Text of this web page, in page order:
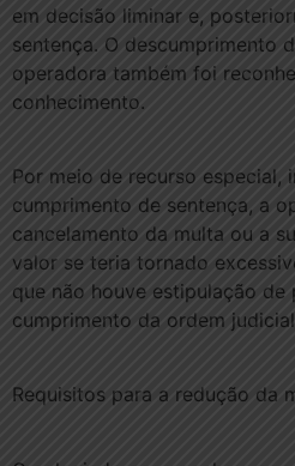
em decisão liminar e,
sentença. O descumprimento
operadora também foi
conhecimento.
Por meio de recurso especial,
cumprimento de sentença, a
cancelamento da multa ou a
valor se teria tornado
que não houve estipulação
cumprimento da ordem
Requisitos para a redução da